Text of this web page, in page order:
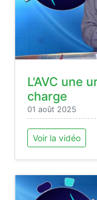
L'AVC une
charge
01 août 2025
Voir la vidéo